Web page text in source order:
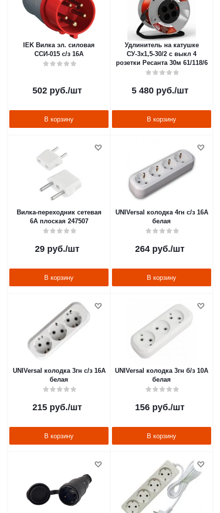
IEK Вилка эл. силовая
ССИ-015 с/з 16А
502 руб./шт
В корзину
Удлинитель на катушке
СУ-3х1,5-30/2 с выкл 4
розетки Ресанта 30м 61/118/6
5 480руб./шт
В корзину
Вилка-переходник сетевая
6А плоская 247507
29 руб./шт
В корзину
UNIVersal колодка 4гн с/з 16А
белая
264 руб./шт
В корзину
UNIVersal колодка 3гн с/з 16А
белая
215 руб./шт
В корзину
UNIVersal колодка 3гн б/з 10А
белая
156 руб./шт
В корзину